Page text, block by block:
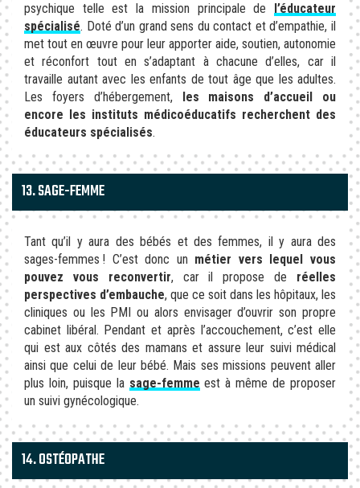
psychique telle est la mission principale de
l’éducateur
spécialisé. Doté d’un grand sens du contact et d’empathie, il
met tout en œuvre pour leur apporter aide, soutien, autonomie
et réconfort tout en s’adaptant à chacune d’elles, car il
travaille autant avec les enfants de tout âge que les adultes.
Les foyers d’hébergement,
les maisons d’accueil ou
encore les instituts médicoéducatifs recherchent des
éducateurs spécialisés.
13. SAGE-FEMME
Tant qu’il y aura des bébés et des femmes, il y aura des
sages-femmes ! C’est donc un métier vers lequel vous
pouvez vous reconvertir, car il propose de réelles
perspectives d’embauche, que ce soit dans les hôpitaux, les
cliniques ou les PMI ou alors envisager d’ouvrir son propre
cabinet libéral. Pendant et après l’accouchement, c’est elle
qui est aux côtés des mamans et assure leur suivi médical
ainsi que celui de leur bébé. Mais ses missions peuvent aller
plus loin, puisque la sage-femme est à même de proposer
un suivi gynécologique.
14. OSTÉOPATHE